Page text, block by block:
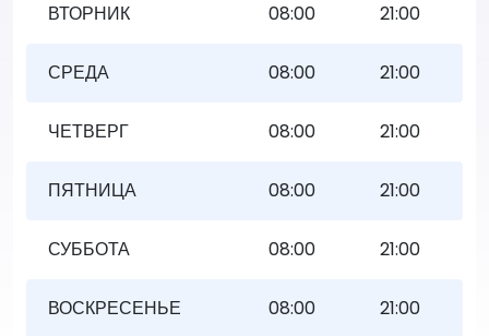
ВТОРНИК 08:00 21:00
СРЕДА 08:00 21:00
ЧЕТВЕРГ 08:00 21:00
ПЯТНИЦА 08:00 21:00
СУББОТА 08:00 21:00
ВОСКРЕСЕНЬЕ 08:00 21:00